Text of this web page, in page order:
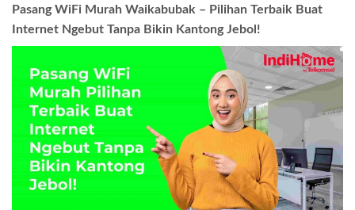
Pasang WiFi Murah Waikabubak – Pilihan Terbaik Buat
Internet Ngebut Tanpa Bikin Kantong Jebol!